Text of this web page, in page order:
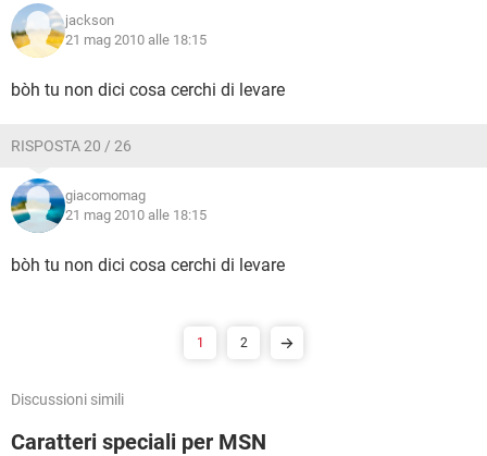
jackson
21 mag 2010 alle 18:15
bòh tu non dici cosa cerchi di levare
RISPOSTA 20 / 26
giacomomag
21 mag 2010 alle 18:15
bòh tu non dici cosa cerchi di levare
1 2
Discussioni simili
Caratteri speciali per MSN